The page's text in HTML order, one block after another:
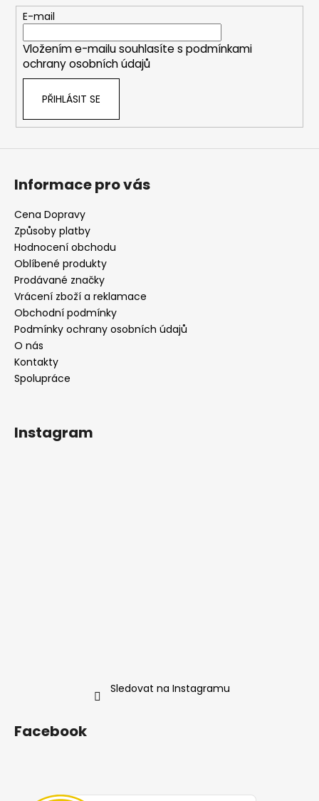
E-mail
Vložením e-mailu souhlasíte s podmínkami
ochrany osobních údajů
PŘIHLÁSIT SE
Informace pro vás
Cena Dopravy
Způsoby platby
Hodnocení obchodu
Oblíbené produkty
Prodávané značky
Vrácení zboží a reklamace
Obchodní podmínky
Podmínky ochrany osobních údajů
O nás
Kontakty
Spolupráce
Instagram
Sledovat na Instagramu
Facebook